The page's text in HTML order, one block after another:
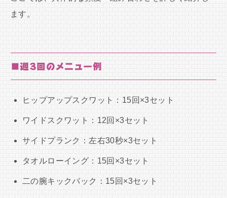
ます。
■週3回のメニュー例
ヒップアップスクワット：15回×3セット
ワイドスクワット：12回×3セット
サイドプランク：左右30秒×3セット
タオルローイング：15回×3セット
二の腕キックバック：15回×3セット